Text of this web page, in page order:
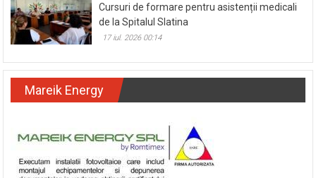
Cursuri de formare pentru asistenții medicali
de la Spitalul Slatina
17 iul. 2026 00:14
Mareik Energy